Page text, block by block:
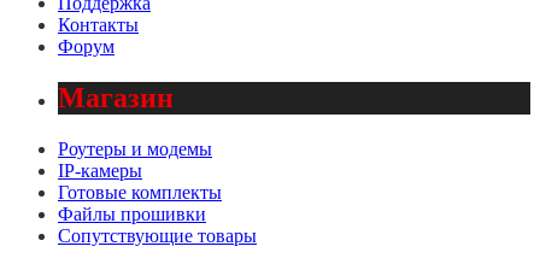
Контакты
Форум
Магазин
Роутеры и модемы
IP-камеры
Готовые комплекты
Файлы прошивки
Сопутствующие товары